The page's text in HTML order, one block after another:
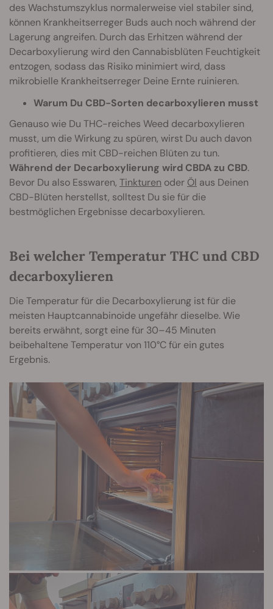
des Wachstumszyklus normalerweise viel stabiler sind,
können Krankheitserreger Buds auch noch während der
Lagerung angreifen. Durch das Erhitzen während der
Decarboxylierung wird den Cannabisblüten Feuchtigkeit
entzogen, sodass das Risiko minimiert wird, dass
mikrobielle Krankheitserreger Deine Ernte ruinieren.
Warum Du CBD-Sorten decarboxylieren musst
Genauso wie Du THC-reiches Weed decarboxylieren
musst, um die Wirkung zu spüren, wirst Du auch davon
profitieren, dies mit CBD-reichen Blüten zu tun.
Während der Decarboxylierung wird CBDA zu CBD.
Bevor Du also Esswaren, Tinkturen oder Öl aus Deinen
CBD-Blüten herstellst, solltest Du sie für die
bestmöglichen Ergebnisse decarboxylieren.
Bei welcher Temperatur THC und CBD
decarboxylieren
Die Temperatur für die Decarboxylierung ist für die
meisten Hauptcannabinoide ungefähr dieselbe. Wie
bereits erwähnt, sorgt eine für 30–45 Minuten
beibehaltene Temperatur von 110°C für ein gutes
Ergebnis.